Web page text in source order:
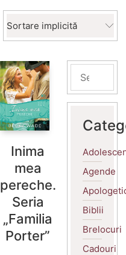
Sortare implicită
Inima
mea
pereche.
Seria
„Familia
Porter”
Agende
Biblii
Brelocuri
Cadouri